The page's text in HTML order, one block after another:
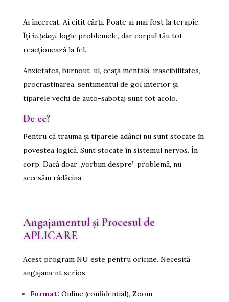
Ai încercat. Ai citit cărți. Poate ai mai fost la terapie.
Îți înțelegilogic problemele, dar corpul tău tot
reacționează la fel.
Anxietatea, burnout-ul, ceața mentală, irascibilitatea,
procrastinarea, sentimentul de gol interior și
tiparele vechi de auto-sabotaj sunt tot acolo.
De ce?
Pentru că trauma și tiparele adânci nu sunt stocate în
povestea logică. Sunt stocate în sistemul nervos. În
corp. Dacă doar „vorbim despre” problemă, nu
accesăm rădăcina.
Angajamentul și Procesul de
APLICARE
Acest program NU este pentru oricine. Necesită
angajament serios.
Format: Online (confidențial), Zoom.